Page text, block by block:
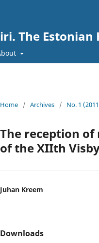
The Estonian
Home / Archives / No. 1
The reception of
of the XIIth
Juhan Kreem
Downloads